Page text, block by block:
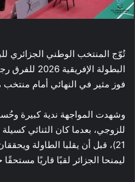
تُوّج المنتخب الوطني الجزائري
البطولة
فوز مثير في النهائي أمام منتخب
وشهدت المواجهة ندية كبيرة
ليمنحا الجزائر لقبًا قاريًا